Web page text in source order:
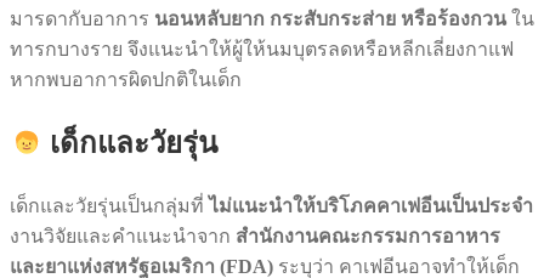
มารดากับอาการ นอนหลับยาก กระสับกระส่าย หรือร้องกวน ใน
ทารกบางราย จึงแนะนำให้ผู้ให้นมบุตรลดหรือหลีกเลี่ยงกาแฟ
หากพบอาการผิดปกติในเด็ก
เด็กและวัยรุ่น
เด็กและวัยรุ่นเป็นกลุ่มที่ไม่แนะนำให้บริโภคคาเฟอีนเป็นประจำ
งานวิจัยและคำแนะนำจาก สำนักงานคณะกรรมการอาหาร
และยาแห่งสหรัฐอเมริกา (FDA) ระบุว่า คาเฟอีนอาจทำให้เด็ก